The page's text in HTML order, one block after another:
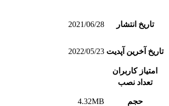
تاریخ انتشار 2021/06/28
تاریخ آخرین آپدیت 2022/05/23
امتیاز کاربران
تعداد نصب
حجم 4.32MB